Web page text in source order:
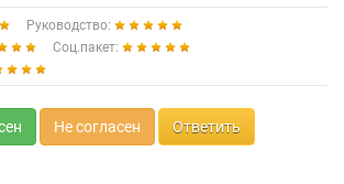
Руководство:
Соц.пакет:
Не согласен Ответить